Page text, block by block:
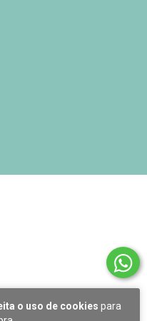
o uso de cookies para